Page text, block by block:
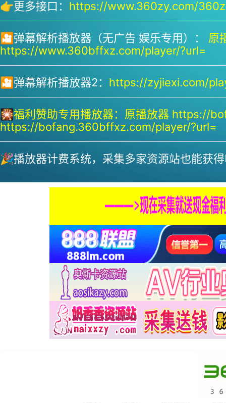
👉更多接口： https://www.360zy.com/
🎦弹幕解析播放器（无广告 娱乐专用）： 原
https://www.360bffxz.com/player/?url=
🎦弹幕解析播放器2： https://zyjiexi.com/
🎇福利赞助专用播放器： 原播放器 https://
https://bofang.360bffxz.com/player/?url=
🎉播放器计费系统，采集多家资源站也能获